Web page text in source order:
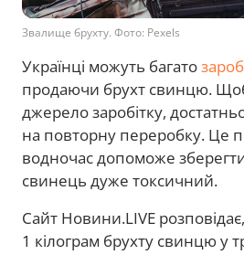
Звалище брухту. Фото: Pexels
Українці можуть багато
продаючи брухт свинцю.
джерело заробітку,
на повторну переробку. Це
водночас допоможе
свинець дуже токсичний.
Сайт Новини.LIVE
1 кілограм брухту свинцю у